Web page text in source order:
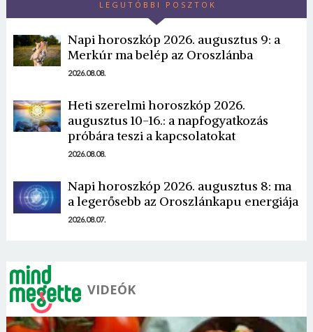
LEGUTÓBBI POSZTOK
Napi horoszkóp 2026. augusztus 9: a
Merkúr ma belép az Oroszlánba
2026.08.08.
Heti szerelmi horoszkóp 2026.
augusztus 10-16.: a napfogyatkozás
próbára teszi a kapcsolatokat
2026.08.08.
Napi horoszkóp 2026. augusztus 8: ma
a legerősebb az Oroszlánkapu energiája
2026.08.07.
VIDEÓK